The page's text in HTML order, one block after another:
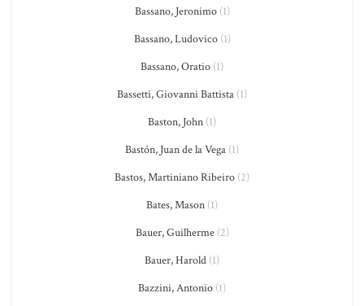
Bassano, Jeronimo(1)
Bassano, Ludovico(1)
Bassano, Oratio (1)
Bassetti, Giovanni Battista (1)
Baston, John (1)
Bastón, Juan de la Vega (1)
Bastos, Martiniano Ribeiro (2)
Bates, Mason (1)
Bauer, Guilherme(2)
Bauer, Harold (1)
Bazzini, Antonio (1)